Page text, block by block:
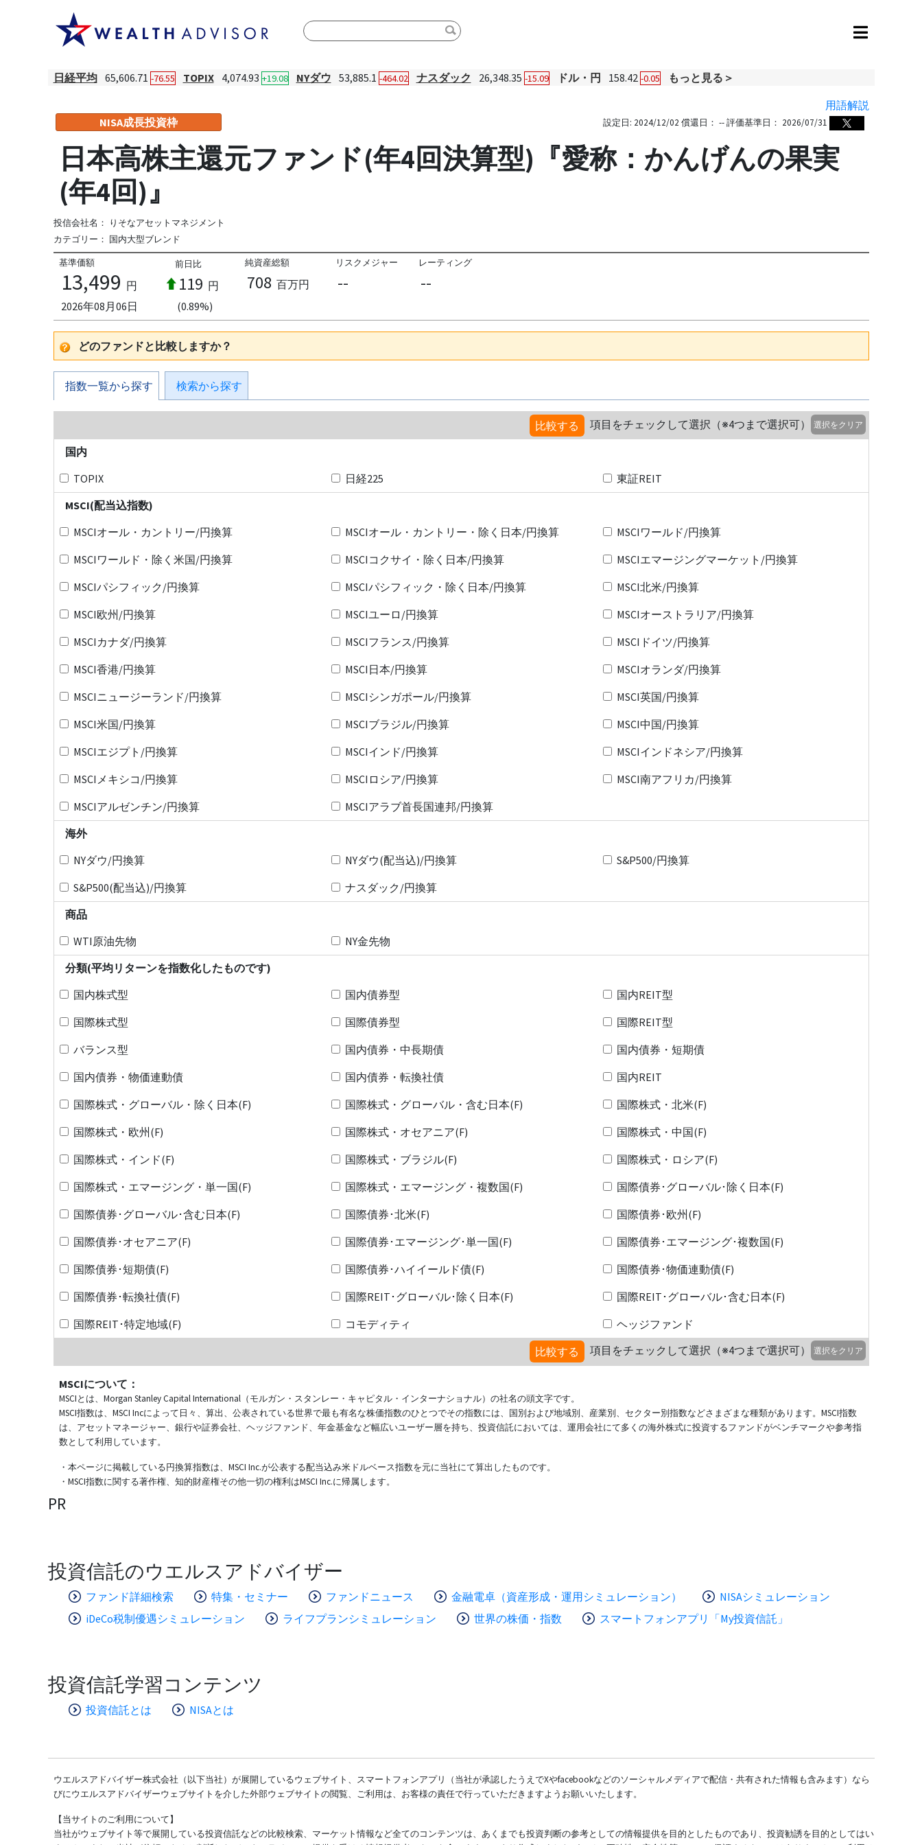
日経平均 65,606.71 -76.55 TOPIX 4,074.93 +19.08 NYダウ 53,885.1 -464.02 ナスダック 26,348.35 -15.09 ドル・円 158.42 -0.05
もっと見る＞
用語解説
NISA成長投資枠
設定日: 2024/12/02 償還日： -- 評価基準日： 2026/07/31
日本高株主還元ファンド(年4回決算型)『愛称：かんげんの果実
(年4回)』
投信会社名： りそなアセットマネジメント
カテゴリー： 国内大型ブレンド
基準価額
13,499 円
2026年08月06日
前日比
119 円
(0.89%)
純資産総額
708 百万円
リスクメジャー
--
レーティング
--
どのファンドと比較しますか？
指数一覧から探す 検索から探す
比較する 項目をチェックして選択（※4つまで選択可） 選択をクリア
国内
TOPIX
日経225
東証REIT
MSCI(配当込指数)
MSCIオール・カントリー/円換算
MSCIオール・カントリー・除く日本/円換算
MSCIワールド/円換算
MSCIワールド・除く米国/円換算
MSCIコクサイ・除く日本/円換算
MSCIエマージングマーケット/円換算
MSCIパシフィック/円換算
MSCIパシフィック・除く日本/円換算
MSCI北米/円換算
MSCI欧州/円換算
MSCIユーロ/円換算
MSCIオーストラリア/円換算
MSCIカナダ/円換算
MSCIフランス/円換算
MSCIドイツ/円換算
MSCI香港/円換算
MSCI日本/円換算
MSCIオランダ/円換算
MSCIニュージーランド/円換算
MSCIシンガポール/円換算
MSCI英国/円換算
MSCI米国/円換算
MSCIブラジル/円換算
MSCI中国/円換算
MSCIエジプト/円換算
MSCIインド/円換算
MSCIインドネシア/円換算
MSCIメキシコ/円換算
MSCIロシア/円換算
MSCI南アフリカ/円換算
MSCIアルゼンチン/円換算
MSCIアラブ首長国連邦/円換算
海外
NYダウ/円換算
NYダウ(配当込)/円換算
S&P500/円換算
S&P500(配当込)/円換算
ナスダック/円換算
商品
WTI原油先物
NY金先物
分類(平均リターンを指数化したものです)
国内株式型
国内債券型
国内REIT型
国際株式型
国際債券型
国際REIT型
バランス型
国内債券・中長期債
国内債券・短期債
国内債券・物価連動債
国内債券・転換社債
国内REIT
国際株式・グローバル・除く日本(F)
国際株式・グローバル・含む日本(F)
国際株式・北米(F)
国際株式・欧州(F)
国際株式・オセアニア(F)
国際株式・中国(F)
国際株式・インド(F)
国際株式・ブラジル(F)
国際株式・ロシア(F)
国際株式・エマージング・単一国(F)
国際株式・エマージング・複数国(F)
国際債券･グローバル･除く日本(F)
国際債券･グローバル･含む日本(F)
国際債券･北米(F)
国際債券･欧州(F)
国際債券･オセアニア(F)
国際債券･エマージング･単一国(F)
国際債券･エマージング･複数国(F)
国際債券･短期債(F)
国際債券･ハイイールド債(F)
国際債券･物価連動債(F)
国際債券･転換社債(F)
国際REIT･グローバル･除く日本(F)
国際REIT･グローバル･含む日本(F)
国際REIT･特定地域(F)
コモディティ
ヘッジファンド
比較する
項目をチェックして選択（※4つまで選択可） 選択をクリア
MSCIについて：
MSCIとは、Morgan Stanley Capital International（モルガン・スタンレー・キャピタル・インターナショナル）の社名の頭文字です。
MSCI指数は、MSCI Incによって日々、算出、公表されている世界で最も有名な株価指数のひとつでその指数には、国別および地域別、産業別、セクター別指数などさまざまな種類があります。MSCI指数
は、アセットマネージャー、銀行や証券会社、ヘッジファンド、年金基金など幅広いユーザー層を持ち、投資信託においては、運用会社にて多くの海外株式に投資するファンドがベンチマークや参考指
数として利用しています。
・本ページに掲載している円換算指数は、MSCI Inc.が公表する配当込み米ドルベース指数を元に当社にて算出したものです。
・MSCI指数に関する著作権、知的財産権その他一切の権利はMSCI Inc.に帰属します。
PR
投資信託のウエルスアドバイザー
ファンド詳細検索 特集・セミナー ファンドニュース 金融電卓（資産形成・運用シミュレーション）
NISAシミュレーション
iDeCo税制優遇シミュレーション
ライフプランシミュレーション 世界の株価・指数 スマートフォンアプリ「My投資信託」
投資信託学習コンテンツ
投資信託とは NISAとは
ウエルスアドバイザー株式会社（以下当社）が展開しているウェブサイト、スマートフォンアプリ（当社が承認したうえでXやfacebookなどのソーシャルメディアで配信・共有された情報も含みます）なら
びにウエルスアドバイザーウェブサイトを介した外部ウェブサイトの閲覧、ご利用は、お客様の責任で行っていただきますようお願いいたします。
【当サイトのご利用について】
当社がウェブサイト等で展開している投資信託などの比較検索、マーケット情報など全てのコンテンツは、あくまでも投資判断の参考としての情報提供を目的としたものであり、投資勧誘を目的としてはい